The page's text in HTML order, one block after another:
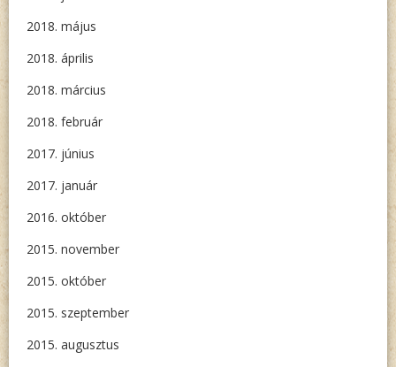
2018. május
2018. április
2018. március
2018. február
2017. június
2017. január
2016. október
2015. november
2015. október
2015. szeptember
2015. augusztus